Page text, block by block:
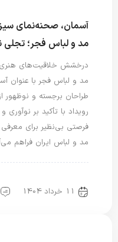
آسمان، صحنه‌نمای
مد و لباس فجر؛ تجلی
درخشش خلاقیت‌های هنری
مد و لباس فجر با عنوان
طراحان برجسته و نوظهور
رویداد با تأکید بر
فرصتی بی‌نظیر برای
مد و لباس ایران فراهم
11 خرداد 1404